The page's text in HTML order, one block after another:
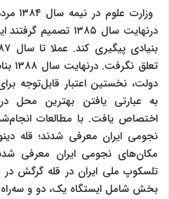
درنهایت سال ۱۳۸۵
دولت، نخستین اعتبار قابل‌توجه
به عبارتی یافتن بهترین محل
اختصاص یافت. با مطالعات
نجومی ایران معرفی شدند؛ قله
مکان‌های نجومی ایران معرفی
تلسکوپ ملی ایران در قله گرگش
بخش شامل ایستگاه یک، دو و سه‌راه